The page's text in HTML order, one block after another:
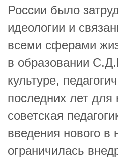
России было
идеологии и
всеми сферами
в образовании
культуре,
последних лет для
советская
введения нового
ограничилась